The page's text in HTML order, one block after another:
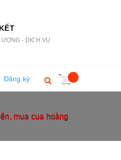
- DỊCH VỤ
Đăng ký
mua cua hoàng